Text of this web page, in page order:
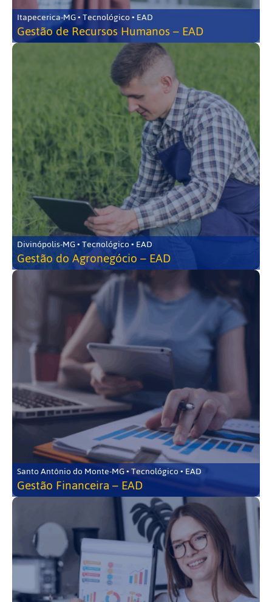
Itapecerica-MG • Tecnológico • EAD
Gestão de Recursos Humanos – EAD
Divinópolis-MG • Tecnológico • EAD
Gestão do Agronegócio – EAD
Santo Antônio do Monte-MG • Tecnológico • EAD
Gestão Financeira – EAD